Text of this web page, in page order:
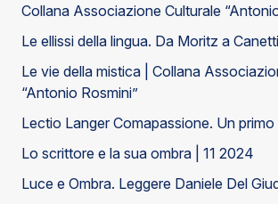
Collana Associazione Culturale
Le ellissi della lingua. Da Moritz a Canetti
Le vie della mistica | Collana
“Antonio Rosmini”
Lectio Langer Comapassione. Un
Lo scrittore e la sua ombra | 11 2024
Luce e Ombra. Leggere Daniele Del